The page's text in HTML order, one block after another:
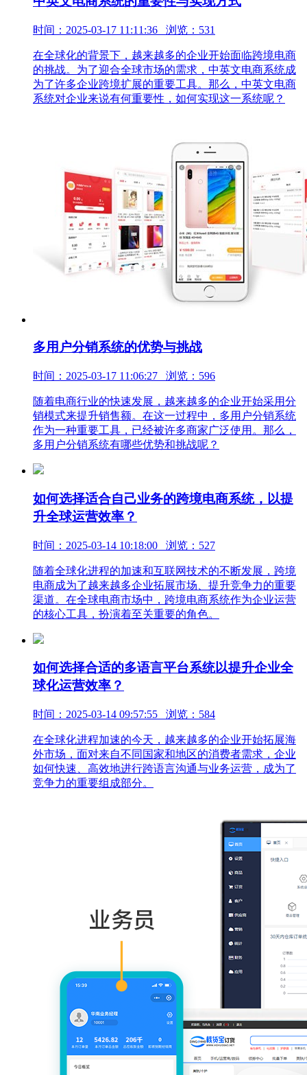
时间：2025-03-17 11:11:36 浏览：531
在全球化的背景下，越来越多的企业开始面临跨境电商
的挑战。为了迎合全球市场的需求，中英文电商系统成
为了许多企业跨境扩展的重要工具。那么，中英文电商
系统对企业来说有何重要性，如何实现这一系统呢？
多用户分销系统的优势与挑战
时间：2025-03-17 11:06:27 浏览：596
随着电商行业的快速发展，越来越多的企业开始采用分
销模式来提升销售额。在这一过程中，多用户分销系统
作为一种重要工具，已经被许多商家广泛使用。那么，
多用户分销系统有哪些优势和挑战呢？
如何选择适合自己业务的跨境电商系统，以提
升全球运营效率？
时间：2025-03-14 10:18:00 浏览：527
随着全球化进程的加速和互联网技术的不断发展，跨境
电商成为了越来越多企业拓展市场、提升竞争力的重要
渠道。在全球电商市场中，跨境电商系统作为企业运营
的核心工具，扮演着至关重要的角色。
如何选择合适的多语言平台系统以提升企业全
球化运营效率？
时间：2025-03-14 09:57:55 浏览：584
在全球化进程加速的今天，越来越多的企业开始拓展海
外市场，面对来自不同国家和地区的消费者需求，企业
如何快速、高效地进行跨语言沟通与业务运营，成为了
竞争力的重要组成部分。